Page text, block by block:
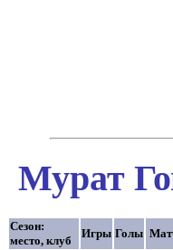
Мурат
Сезон:
место, клуб
Игры Голы